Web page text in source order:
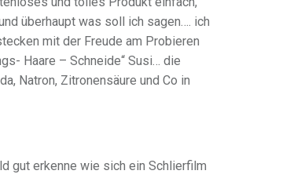
überhaupt was soll ich sagen…. ich
mit der Freude am Probieren
Haare – Schneide“ Susi… die
Natron, Zitronensäure und Co in
gut erkenne wie sich ein Schlierfilm